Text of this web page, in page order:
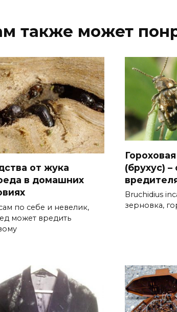
также может
от жука
в домашних
по себе и невелик,
может вредить
(брухус)
Bruchidius
зерновка,